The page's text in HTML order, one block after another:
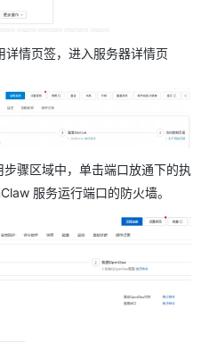
情页签，进入服务器详情页
骤区域中，单击端口放通下的执
服务运行端口的防火墙。